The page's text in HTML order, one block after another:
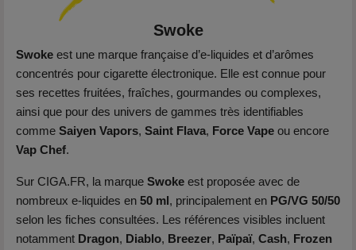
Swoke
Swoke est une marque française d’e-liquides et d’arômes
concentrés pour cigarette électronique. Elle est connue pour
ses recettes fruitées, fraîches, gourmandes ou complexes,
ainsi que pour des univers de gammes très identifiables
comme Saiyen Vapors, Saint Flava, Force Vape ou encore
Vap Chef.
Sur CIGA.FR, la marque Swoke est proposée avec de
nombreux e-liquides en 50 ml , principalement en PG/VG 50/50
selon les fiches consultées. Les références visibles incluent
notamment Dragon, Diablo, Breezer, Païpaï, Cash, Frozen